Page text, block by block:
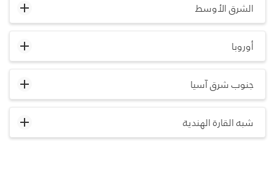
الشرق الأوسط
أوروبا
جنوب شرق آسيا
شبه القارة الهندية